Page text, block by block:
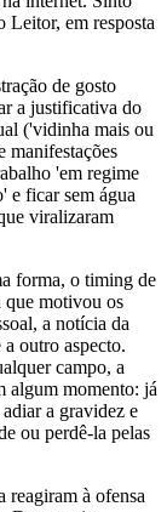
em resposta
de gosto
a justificativa do
('vidinha mais ou
manifestações
'em regime
e ficar sem água
viralizaram
forma, o timing de
que motivou os
a notícia da
outro aspecto.
campo, a
algum momento: já
a gravidez e
ou perdê-la pelas
reagiram à ofensa